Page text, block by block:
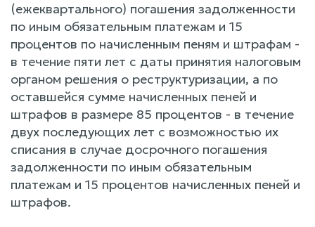
(ежеквартального) погашения задолженности
по иным обязательным платежам и 15
процентов по начисленным пеням и штрафам -
в течение пяти лет с даты принятия налоговым
органом решения о реструктуризации, а по
оставшейся сумме начисленных пеней и
штрафов в размере 85 процентов - в течение
двух последующих лет с возможностью их
списания в случае досрочного погашения
задолженности по иным обязательным
платежам и 15 процентов начисленных пеней и
штрафов.